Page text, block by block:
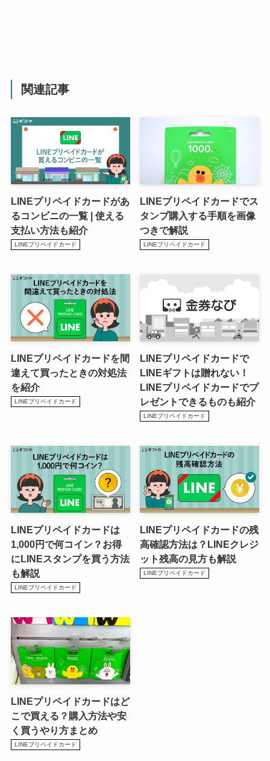
関連記事
LINEプリペイドカードがあ
るコンビニの一覧 | 使える
支払い方法も紹介
LINEプリペイドカード
LINEプリペイドカードでス
タンプ購入する手順を画像
つきで解説
LINEプリペイドカード
LINEプリペイドカードを間
違えて買ったときの対処法
を紹介
LINEプリペイドカード
LINEプリペイドカードで
LINEギフトは贈れない！
LINEプリペイドカードでプ
レゼントできるものも紹介
LINEプリペイドカード
LINEプリペイドカードは
1,000円で何コイン？お得
にLINEスタンプを買う方法
も解説
LINEプリペイドカード
LINEプリペイドカードの残
高確認方法は？LINEクレジ
ット残高の見方も解説
LINEプリペイドカード
LINEプリペイドカードはど
こで買える？購入方法や安
く買うやり方まとめ
LINEプリペイドカード